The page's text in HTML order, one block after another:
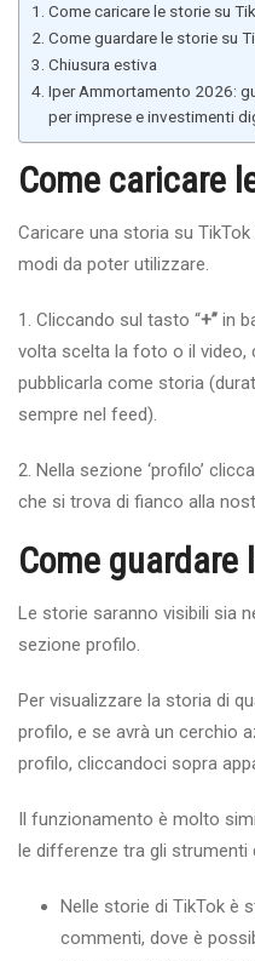
Come caricare le storie su
Come guardare le storie su
Chiusura estiva
Iper Ammortamento 2026:
per imprese e investimenti
Come caricare
Caricare una storia su
modi da poter utilizzare.
1. Cliccando sul tasto “+” in
volta scelta la foto o il video,
pubblicarla come storia
sempre nel feed).
2. Nella sezione ‘profilo’
che si trova di fianco alla
Come guardare
Le storie saranno visibili sia
sezione profilo.
Per visualizzare la storia di
profilo, e se avrà un cerchio
profilo, cliccandoci sopra
Il funzionamento è molto
le differenze tra gli strumenti
Nelle storie di TikTok è
commenti, dove è